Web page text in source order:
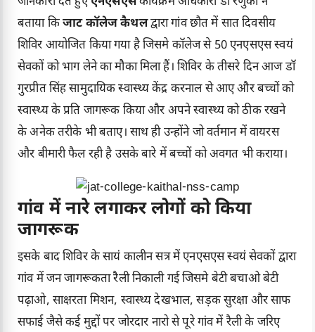
बताया किजाट कॉलेज कैथलद्वारा गांव छौत में सात दिवसीय
शिविर आयोजित किया गया है जिसमे कॉलेज से 50 एनएसएस स्वयं
सेवकों को भाग लेने का मौका मिला हैं। शिविर के तीसरे दिन आज डॉ
गुरप्रीत सिंह सामुदायिक स्वास्थ्य केंद्र करनाल से आए और बच्चों को
स्वास्थ्य के प्रति जागरूक किया और अपने स्वास्थ्य को ठीक रखने
के अनेक तरीके भी बताए। साथ ही उन्होंने जो वर्तमान में वायरस
और बीमारी फैल रही है उसके बारे में बच्चों को अवगत भी कराया।
गांव में नारे लगाकर लोगों को किया
जागरूक
इसके बाद शिविर के सायं कालीन सत्र में एनएसएस स्वयं सेवकों द्वारा
गांव में जन जागरूकता रैली निकाली गई जिसमे बेटी बचाओ बेटी
पढ़ाओ, साक्षरता मिशन, स्वास्थ्य देखभाल, सड़क सुरक्षा और साफ
सफाई जैसे कई मुद्दों पर जोरदार नारो से पूरे गांव में रैली के जरिए